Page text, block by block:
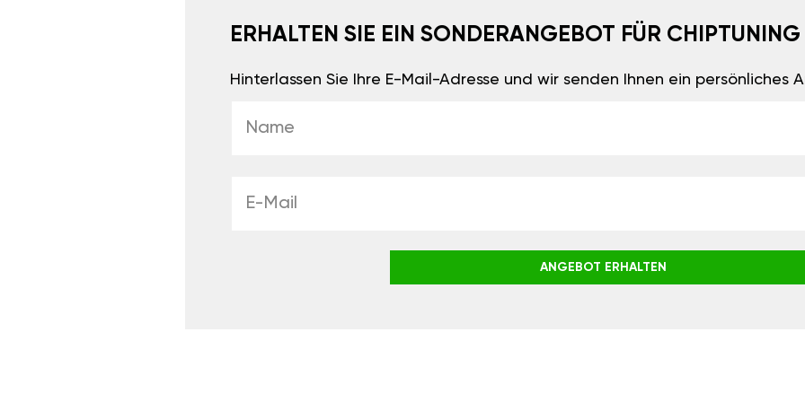
ERHALTEN SIE EIN SONDERANGEBOT FÜR CHIPTUNING
Hinterlassen Sie Ihre E-Mail-Adresse und wir senden Ihnen ein persönliches
ANGEBOT ERHALTEN